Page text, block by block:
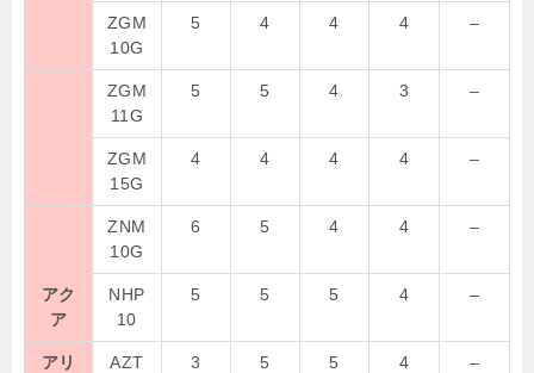
ZGM
10G
5 4 4 4 –
ZGM
11G
5 5 4 3 –
ZGM
15G
4 4 4 4 –
ZNM
10G
6 5 4 4 –
アク
ア
NHP
10
5 5 5 4 –
アリ
AZT
3 5 5 4 –